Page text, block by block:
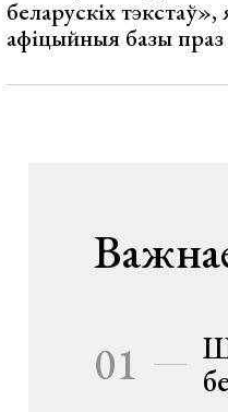
беларускіх тэкстаў»,
афіцыйныя базы
01